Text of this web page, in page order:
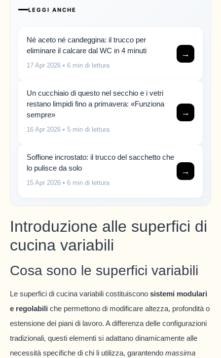
LEGGI ANCHE
Né aceto né candeggina: il trucco per
eliminare il calcare dal WC in 4 minuti
17 Apr 2026 • 6 min di lettura
→
Un cucchiaio di questo nel secchio e i vetri
restano limpidi fino a primavera: «Funziona
sempre»
16 Apr 2026 • 5 min di lettura
→
Soffione incrostato: il trucco del sacchetto che
lo pulisce da solo
15 Apr 2026 • 6 min di lettura
→
Introduzione alle superfici di
cucina variabili
Cosa sono le superfici variabili
Le superfici di cucina variabili costituiscono sistemi modulari
e regolabili che permettono di modificare altezza, profondità o
estensione dei piani di lavoro. A differenza delle configurazioni
tradizionali, questi elementi si adattano dinamicamente alle
necessità specifiche di chi li utilizza, garantendo massima